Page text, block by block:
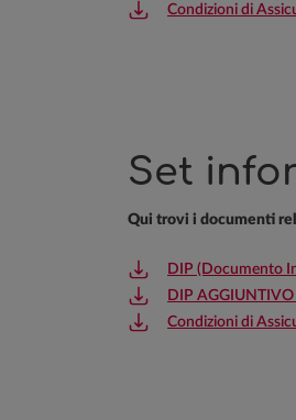
Condizioni di
Set
Qui trovi i documenti
DIP (Documento
DIP
Condizioni di